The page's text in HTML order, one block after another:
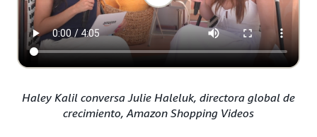
Haley Kalil conversa Julie Haleluk, directora global de
crecimiento, Amazon Shopping Videos